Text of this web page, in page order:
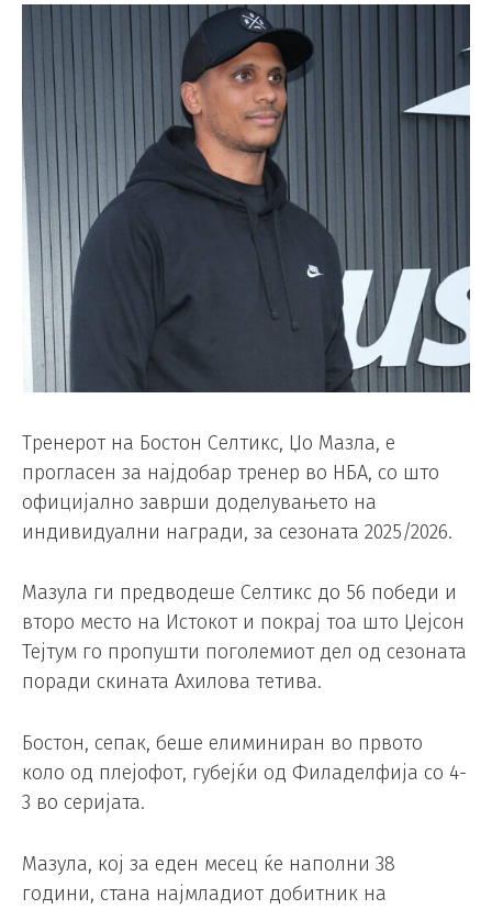
Тренерот на Бостон Селтикс, Џо Мазла, е
прогласен за најдобар тренер во НБА, со што
официјално заврши доделувањето на
индивидуални награди, за сезоната 2025/2026.
Мазула ги предводеше Селтикс до 56 победи и
второ место на Истокот и покрај тоа што Џејсон
Тејтум го пропушти поголемиот дел од сезоната
поради скината Ахилова тетива.
Бостон, сепак, беше елиминиран во првото
коло од плејофот, губејќи од Филаделфија со 4-
3 во серијата.
Мазула, кој за еден месец ќе наполни 38
години, стана најмладиот добитник на